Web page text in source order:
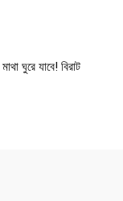
ঘুরে যাবে! বিরাট